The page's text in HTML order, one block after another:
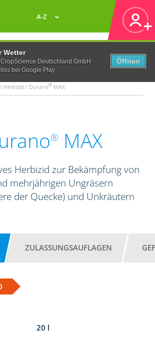
Wetter
CropScience Deutschland GmbH
bei Google Play
Öffnen
A-Z
Herbizid / Durano® MAX
® MAX
Herbizid zur Bekämpfung von
mehrjährigen Ungräsern
der Quecke) und Unkräutern
ZULASSUNGSAUFLAGEN
20 l